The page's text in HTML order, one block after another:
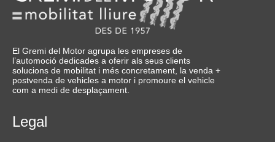
El Gremi del Motor agrupa les empreses de
l’automoció dedicades a oferir als seus clients
solucions de mobilitat i més concretament, la venda +
postvenda de vehicles a motor i promoure el vehicle
com a medi de desplaçament.
Legal